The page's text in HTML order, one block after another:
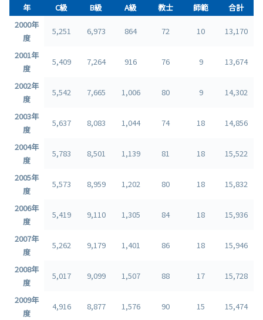
年 C級 B級 A級 教士 師範
合計
2000年
度
5,251 6,973 864 72 10 13,170
2001年
度
5,409 7,264 916 76 9 13,674
2002年
度
5,542 7,665 1,006 80 9 14,302
2003年
度
5,637 8,083 1,044 74 18 14,856
2004年
度
5,783 8,501 1,139 81 18 15,522
2005年
度
5,573 8,959 1,202 80 18 15,832
2006年
度
5,419 9,110 1,305 84 18 15,936
2007年
度
5,262 9,179 1,401 86 18 15,946
2008年
度
5,017 9,099 1,507 88 17 15,728
2009年
度
4,916 8,877 1,576 90 15 15,474